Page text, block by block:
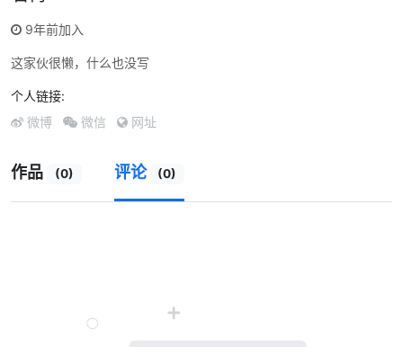
9年前加入
这家伙很懒，什么也没写
个人链接:
微博 微信 网址
作品 (0) 评论 (0)